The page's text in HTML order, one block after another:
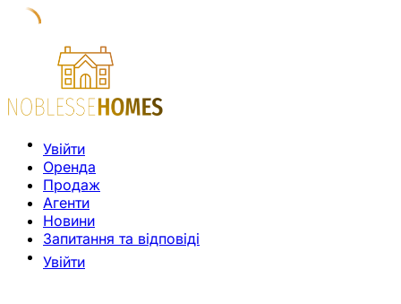
Увійти
Оренда
Продаж
Агенти
Новини
Запитання та відповіді
Увійти